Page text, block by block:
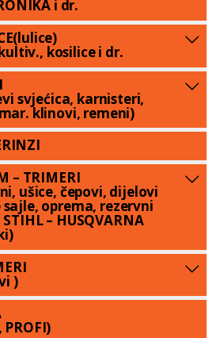
i dr.
kosilice i dr.
svjećica, karnisteri,
klinovi, remeni)
– TRIMERI
ušice, čepovi, dijelovi
oprema, rezervni
– HUSQVARNA
)